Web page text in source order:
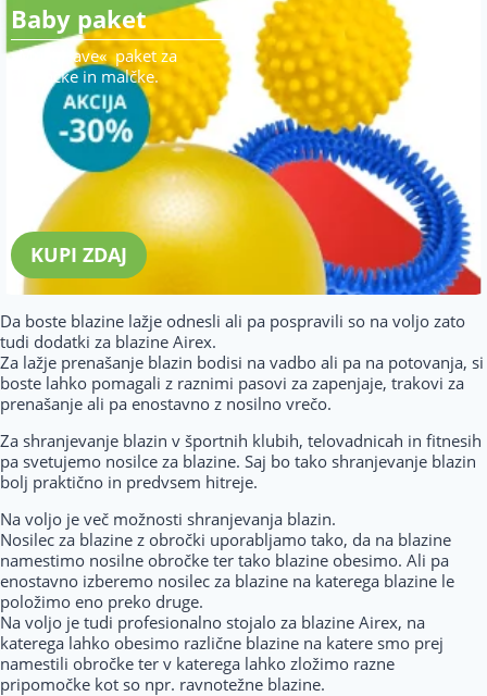
Baby paket
»Must Have« paket za
dojenčke in malčke.
KUPI ZDAJ
Da boste blazine lažje odnesli ali pa pospravili so na voljo zato
tudi dodatki za blazine Airex.
Za lažje prenašanje blazin bodisi na vadbo ali pa na potovanja, si
boste lahko pomagali z raznimi pasovi za zapenjaje, trakovi za
prenašanje ali pa enostavno z nosilno vrečo.
Za shranjevanje blazin v športnih klubih, telovadnicah in fitnesih
pa svetujemo nosilce za blazine. Saj bo tako shranjevanje blazin
bolj praktično in predvsem hitreje.
Na voljo je več možnosti shranjevanja blazin.
Nosilec za blazine z obročki uporabljamo tako, da na blazine
namestimo nosilne obročke ter tako blazine obesimo. Ali pa
enostavno izberemo nosilec za blazine na katerega blazine le
položimo eno preko druge.
Na voljo je tudi profesionalno stojalo za blazine Airex, na
katerega lahko obesimo različne blazine na katere smo prej
namestili obročke ter v katerega lahko zložimo razne
pripomočke kot so npr. ravnotežne blazine.